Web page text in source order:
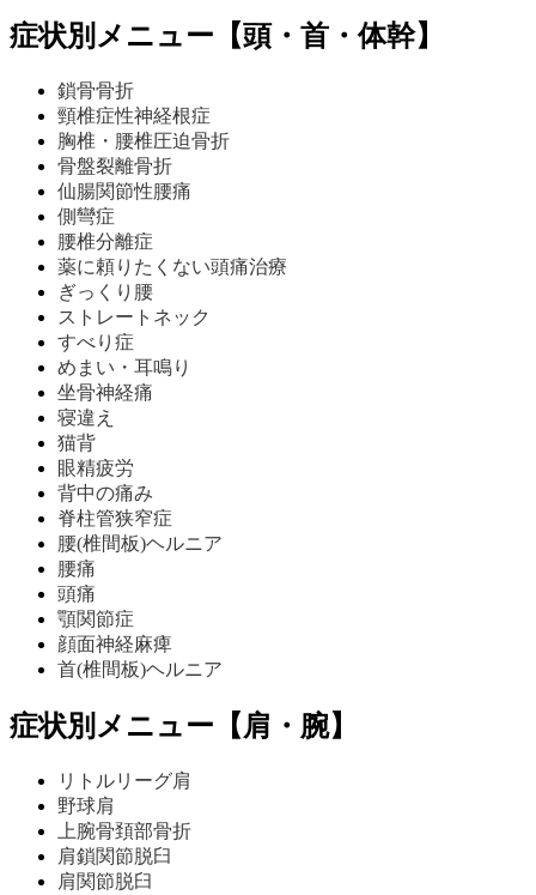
症状別メニュー【頭・首・体幹】
鎖骨骨折
頸椎症性神経根症
胸椎・腰椎圧迫骨折
骨盤裂離骨折
仙腸関節性腰痛
側彎症
腰椎分離症
薬に頼りたくない頭痛治療
ぎっくり腰
ストレートネック
すべり症
めまい・耳鳴り
坐骨神経痛
寝違え
猫背
眼精疲労
背中の痛み
脊柱管狭窄症
腰(椎間板)ヘルニア
腰痛
頭痛
顎関節症
顔面神経麻痺
首(椎間板)ヘルニア
症状別メニュー【肩・腕】
リトルリーグ肩
野球肩
上腕骨頚部骨折
肩鎖関節脱臼
肩関節脱臼